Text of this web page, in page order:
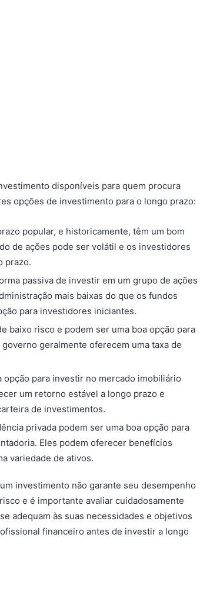
disponíveis para quem procura
opções de investimento para o longo prazo:
popular, e historicamente, têm um bom
de ações pode ser volátil e os investidores
prazo.
passiva de investir em um grupo de ações
mais baixas do que os fundos
para investidores iniciantes.
baixo risco e podem ser uma boa opção para
geralmente oferecem uma taxa de
opção para investir no mercado imobiliário
um retorno estável a longo prazo e
de investimentos.
privada podem ser uma boa opção para
Eles podem oferecer benefícios
variedade de ativos.
investimento não garante seu desempenho
e é importante avaliar cuidadosamente
adequam às suas necessidades e objetivos
financeiro antes de investir a longo